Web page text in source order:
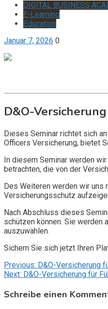
DIGITAL BUSINESS
E-Learning
Education
Januar 7, 2026 0
D&O-
Dieses Seminar richtet sich
Officers Versicherung, bietet
In diesem Seminar werden
betrachten, die von der
Des Weiteren werden wir uns
Versicherungsschutz
Nach Abschluss dieses
schützen können. Sie werden
auszuwählen.
Sichern Sie sich jetzt Ihren
Beitragsnavigation
Previous: D&O-Versicherung
Next: D&O-Versicherung für
Schreibe einen